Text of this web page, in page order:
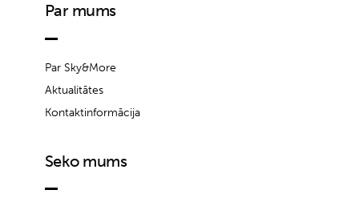
Par mums
Par Sky&More
Aktualitātes
Kontaktinformācija
Seko mums